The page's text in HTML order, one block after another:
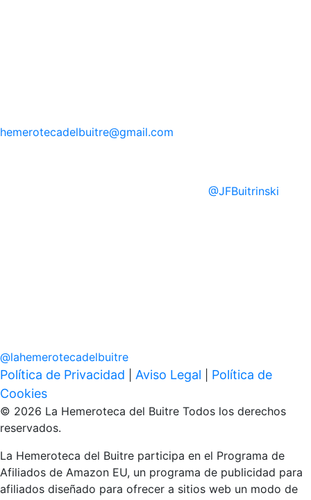
hemerotecadelbuitre@gmail.com
@JFBuitrinski
@lahemerotecadelbuitre
Política de Privacidad Aviso Legal
Política de
Cookies
© 2026 La Hemeroteca del Buitre Todos los derechos
reservados.
La Hemeroteca del Buitre participa en el Programa de
Afiliados de Amazon EU, un programa de publicidad para
afiliados diseñado para ofrecer a sitios web un modo de